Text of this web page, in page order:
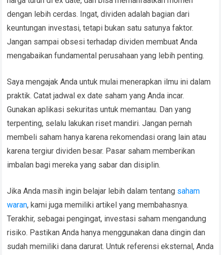
dengan lebih cerdas. Ingat, dividen adalah bagian dari
keuntungan investasi, tetapi bukan satu satunya faktor.
Jangan sampai obsesi terhadap dividen membuat Anda
mengabaikan fundamental perusahaan yang lebih penting.
Saya mengajak Anda untuk mulai menerapkan ilmu ini dalam
praktik. Catat jadwal ex date saham yang Anda incar.
Gunakan aplikasi sekuritas untuk memantau. Dan yang
terpenting, selalu lakukan riset mandiri. Jangan pernah
membeli saham hanya karena rekomendasi orang lain atau
karena tergiur dividen besar. Pasar saham memberikan
imbalan bagi mereka yang sabar dan disiplin.
Jika Anda masih ingin belajar lebih dalam tentang saham
waran, kami juga memiliki artikel yang membahasnya.
Terakhir, sebagai pengingat, investasi saham mengandung
risiko. Pastikan Anda hanya menggunakan dana dingin dan
sudah memiliki dana darurat. Untuk referensi eksternal, Anda